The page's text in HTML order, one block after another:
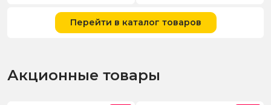
Перейти в каталог товаров
Акционные товары